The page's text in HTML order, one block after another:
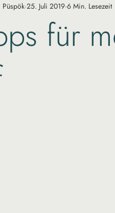
für
Püspök25. Juli 2019 6 Min. Lesezeit